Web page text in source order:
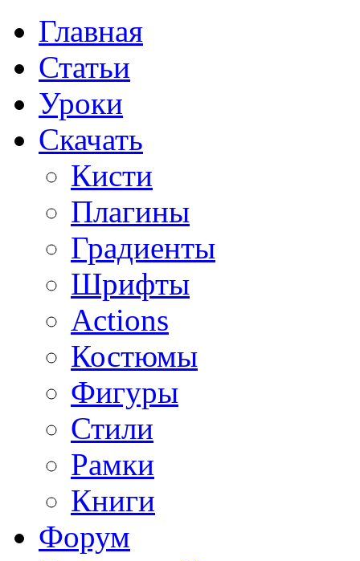
Главная
Статьи
Уроки
Скачать
Кисти
Плагины
Градиенты
Шрифты
Actions
Костюмы
Фигуры
Стили
Рамки
Книги
Форум